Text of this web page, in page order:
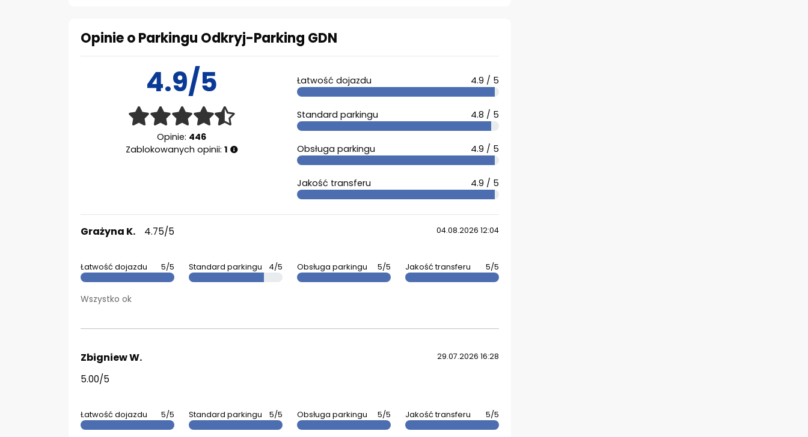
Opinie o Parkingu Odkryj-Parking GDN
4.9/5
Opinie: 446
Zablokowanych opinii: 1
Łatwość dojazdu 4.9 / 5
Standard parkingu 4.8 / 5
Obsługa parkingu 4.9 / 5
Jakość transferu 4.9 / 5
Grażyna K. 4.75/5 04.08.2026 12:04
Łatwość dojazdu 5/5 Standard parkingu 4/5 Obsługa parkingu 5/5 Jakość transferu 5/5
Wszystko ok
Zbigniew W.
5.00/5
29.07.2026 16:28
Łatwość dojazdu 5/5 Standard parkingu 5/5 Obsługa parkingu 5/5 Jakość transferu 5/5